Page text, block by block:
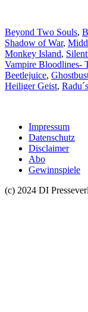
Beyond Two Souls,
Shadow of War,
Monkey Island,
Vampire Bloodlines-
Beetlejuice,
Heiliger Geist,
Impressum
Datenschutz
Disclaimer
Abo
Gewinnspiele
(c) 2024 DI